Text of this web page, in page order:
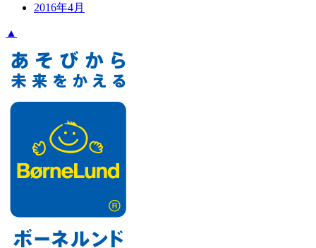
2016年4月
▲